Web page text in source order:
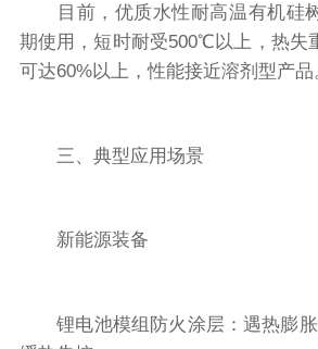
目前，优质水性耐高温有机硅
期使用，短时耐受500℃以上，热失
可达60%以上，性能接近溶剂型产品
三、典型应用场景
新能源装备
锂电池模组防火涂层：遇热膨胀